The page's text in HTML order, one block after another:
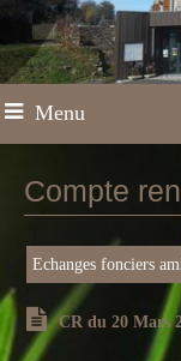
Menu
Compte
Echanges fonciers
CR du 20 Mars